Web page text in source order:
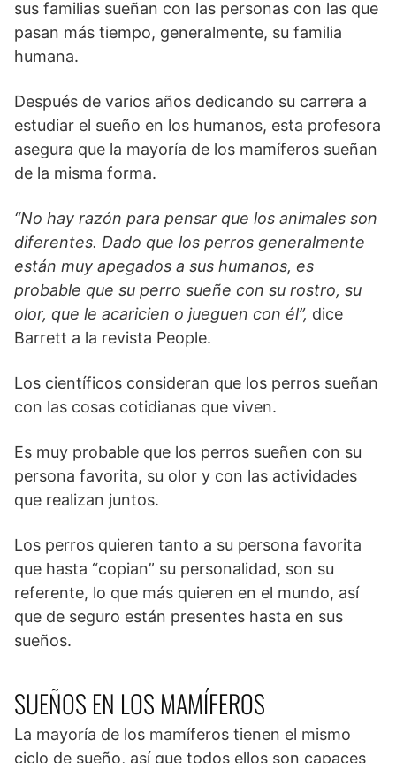
sus familias sueñan con las personas con las que
pasan más tiempo, generalmente, su familia
humana.
Después de varios años dedicando su carrera a
estudiar el sueño en los humanos, esta profesora
asegura que la mayoría de los mamíferos sueñan
de la misma forma.
“No hay razón para pensar que los animales son
diferentes. Dado que los perros generalmente
están muy apegados a sus humanos, es
probable que su perro sueñe con su rostro, su
olor, que le acaricien o jueguen con él”, dice
Barrett a la revista People.
Los científicos consideran que los perros sueñan
con las cosas cotidianas que viven.
Es muy probable que los perros sueñen con su
persona favorita, su olor y con las actividades
que realizan juntos.
Los perros quieren tanto a su persona favorita
que hasta “copian” su personalidad, son su
referente, lo que más quieren en el mundo, así
que de seguro están presentes hasta en sus
sueños.
SUEÑOS EN LOS MAMÍFEROS
La mayoría de los mamíferos tienen el mismo
ciclo de sueño, así que todos ellos son capaces